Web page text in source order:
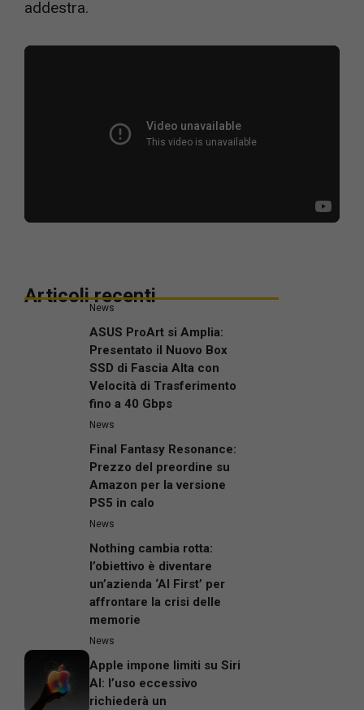
addestra.
Articoli recenti
News
ASUS ProArt si Amplia:
Presentato il Nuovo Box
SSD di Fascia Alta con
Velocità di Trasferimento
fino a 40 Gbps
News
Final Fantasy Resonance:
Prezzo del preordine su
Amazon per la versione
PS5 in calo
News
Nothing cambia rotta:
l’obiettivo è diventare
un’azienda ‘AI First’ per
affrontare la crisi delle
memorie
News
Apple impone limiti su Siri
AI: l’uso eccessivo
richiederà un